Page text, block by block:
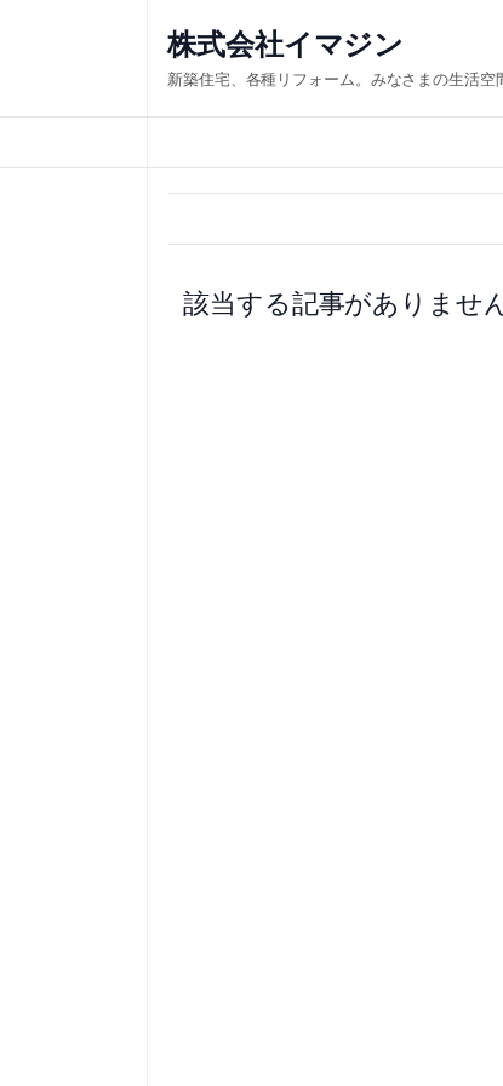
ス
キ
株式会社イマジン
新築住宅、各種リフォーム。みなさまの生活空
該当する記事がありません